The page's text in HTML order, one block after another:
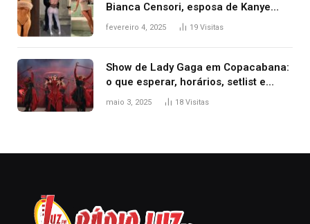
Bianca Censori, esposa de Kanye
West que apareceu nua no Grammy
fevereiro 4, 2025 19 Visitas
Show de Lady Gaga em Copacabana:
o que esperar, horários, setlist e
onde assistir
maio 3, 2025 18 Visitas